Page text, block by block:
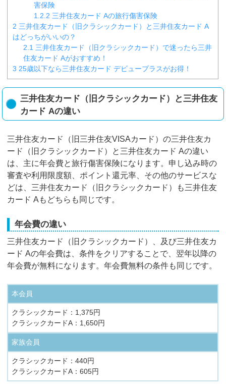
害保険
1.2.2 三井住友カード Aの旅行傷害保険
2 三井住友カード（旧クラシックカード）と三井住友カード A
はどっちがいいの？
2.1 三井住友カード（旧クラシックカード）で迷ったら三井
住友カード Aがおすすめ！
3 25歳以下なら三井住友カード デビュープラスがお得！
三井住友カード（旧クラシックカード）と三井住友
カード Aの違い
三井住友カード（旧三井住友VISAカード）の三井住友カ
ード（旧クラシックカード）と三井住友カード Aの違い
は、主に年会費と旅行傷害保険になります。申し込み時の
審査や利用限度額、ポイント還元率、その他のサービスな
どは、三井住友カード（旧クラシックカード）も三井住友
カード Aもどちらも同じです。
年会費の違い
三井住友カード（旧クラシックカード）、及び三井住友カ
ード Aの年会費は、条件をクリアすることで、翌年以降の
年会費が無料になります。年会費無料の条件も同じです。
本会員
クラシックカード：1,375円
クラシックカードA：1,650円
家族会員
クラシックカード：440円
クラシックカードA：605円